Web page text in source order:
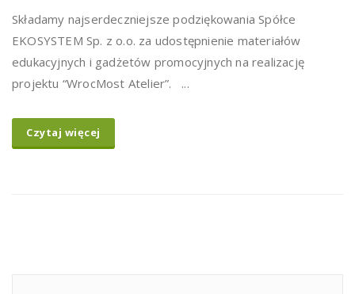
Składamy najserdeczniejsze podziękowania Spółce
EKOSYSTEM Sp. z o.o. za udostępnienie materiałów
edukacyjnych i gadżetów promocyjnych na realizację
projektu “WrocMost Atelier”. ...
Czytaj więcej